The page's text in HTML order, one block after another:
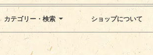
カテゴリー・検索 ショップについて